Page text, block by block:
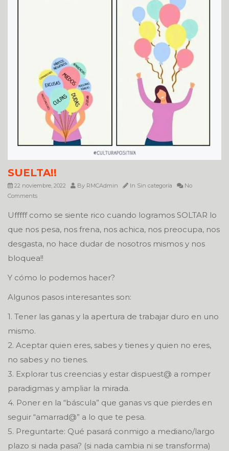
SUELTA!!
22 noviembre, 2022 By RMCAdmin In Sin categoría
No
Comments
Ufffff como se siente rico cuando logramos SOLTAR lo
que nos pesa, nos frena, nos achica, nos preocupa, nos
desgasta, no hace dudar de nosotros mismos y nos
bloquea!!
Y cómo lo podemos hacer?
Algunos pasos interesantes son:
1. Tener las ganas y la apertura de trabajar duro en uno
mismo.
2. Aceptar quien eres, sabes y tienes y quien no eres,
no sabes y no tienes.
3. Explorar tus creencias y estar dispuest@ a romper
paradigmas y ampliar la mirada.
4. Poner en la “báscula” que ganas vs que pierdes en
seguir “amarrad@” a lo que te pesa.
5. Preguntarte: Qué pasará conmigo a mediano/largo
plazo si nada pasa? (si nada cambia ni se transforma)